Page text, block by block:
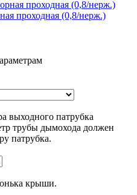
проходная (0,8/нерж.)
выходного патрубка
трубы дымохода должен
патрубка.
крыши.